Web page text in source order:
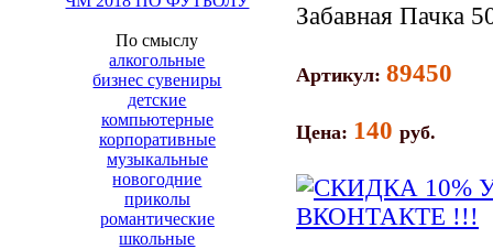
По смыслу
алкогольные
бизнес сувениры
детские
компьютерные
корпоративные
музыкальные
новогодние
приколы
романтические
школьные
Забавная Пачка
Артикул: 89450
Цена: 140 руб.